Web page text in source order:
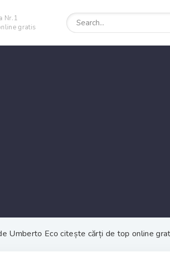
Nr.1
gratis
Umberto Eco citește cărți de top online